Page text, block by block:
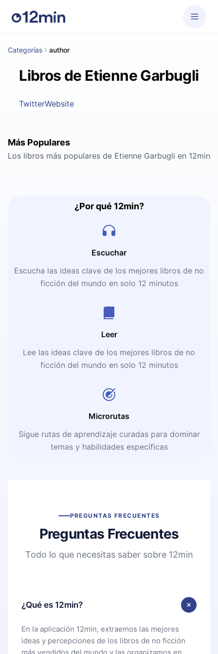
Categorías author
Libros de Etienne Garbugli
TwitterWebsite
Más Populares
Los libros más populares de Etienne Garbugli en 12min
¿Por qué 12min?
Escuchar
Escucha las ideas clave de los mejores libros de no
ficción del mundo en solo 12 minutos
Leer
Lee las ideas clave de los mejores libros de no
ficción del mundo en solo 12 minutos
Microrutas
Sigue rutas de aprendizaje curadas para dominar
temas y habilidades específicas
PREGUNTAS FRECUENTES
Preguntas Frecuentes
Todo lo que necesitas saber sobre 12min
¿Qué es 12min?
En la aplicación 12min, extraemos las mejores
ideas y percepciones de los libros de no ficción